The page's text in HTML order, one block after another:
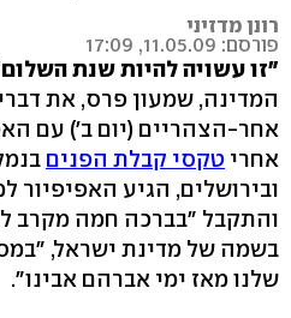
רונן מדזיני
פורסם: 11.05.09, 17:09
"זו עשויה להיות שנת
המדינה, שמעון פרס, את
אחרי טקסי קבלת הפנים
ובירושלים, הגיע האפיפיור
והתקבל "בברכה חמה מקרב
בשמה של מדינת ישראל,
שלנו מאז ימי אברהם אבינו".